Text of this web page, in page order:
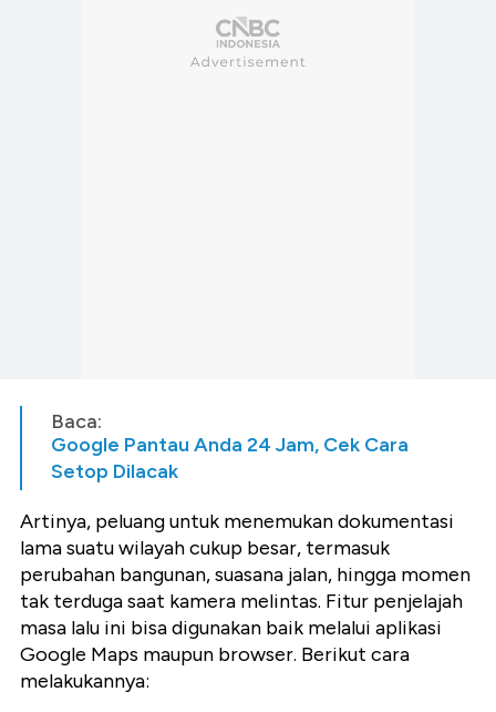
Baca:
Google Pantau Anda 24 Jam, Cek Cara
Setop Dilacak
Artinya, peluang untuk menemukan dokumentasi
lama suatu wilayah cukup besar, termasuk
perubahan bangunan, suasana jalan, hingga momen
tak terduga saat kamera melintas. Fitur penjelajah
masa lalu ini bisa digunakan baik melalui aplikasi
Google Maps maupun browser. Berikut cara
melakukannya: